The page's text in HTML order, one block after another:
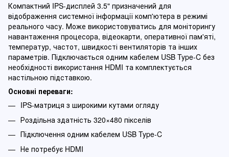
Компактний IPS-дисплей 3.5" призначений для
відображення системної інформації комп'ютера в режимі
реального часу. Може використовуватись для моніторингу
навантаження процесора, відеокарти, оперативної пам'яті,
температур, частот, швидкості вентиляторів та інших
параметрів. Підключається одним кабелем USB Type-C без
необхідності використання HDMI та комплектується
настільною підставкою.
Основні переваги:
IPS-матриця з широкими кутами огляду
Роздільна здатність 320×480 пікселів
Підключення одним кабелем USB Type-C
Не потребує HDMI